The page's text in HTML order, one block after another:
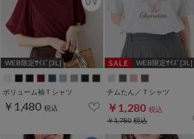
WEB限定ｻｲｽﾞ[3L]
ボリューム袖Ｔシャツ
￥1,480 税込
WEB限定ｻｲｽﾞ[3L]
チムたん／Ｔシャツ
￥1,280 税込
￥1,780税込